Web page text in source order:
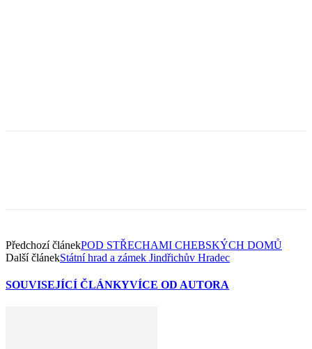
Předchozí článekPOD STŘECHAMI CHEBSKÝCH DOMŮ
Další článekStátní hrad a zámek Jindřichův Hradec
SOUVISEJÍCÍ ČLÁNKYVÍCE OD AUTORA